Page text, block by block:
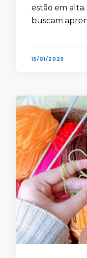
estão em
buscam
15/01/2025